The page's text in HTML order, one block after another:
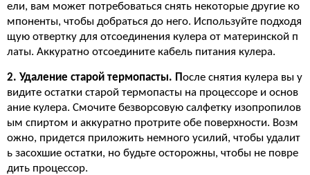
ели, вам может потребоваться снять некоторые другие ко
мпоненты, чтобы добраться до него. Используйте подходя
щую отвертку для отсоединения кулера от материнской п
латы. Аккуратно отсоедините кабель питания кулера.
2. Удаление старой термопасты. После снятия кулера вы у
видите остатки старой термопасты на процессоре и основ
ание кулера. Смочите безворсовую салфетку изопропилов
ым спиртом и аккуратно протрите обе поверхности. Возм
ожно, придется приложить немного усилий, чтобы удалит
ь засохшие остатки, но будьте осторожны, чтобы не повре
дить процессор.